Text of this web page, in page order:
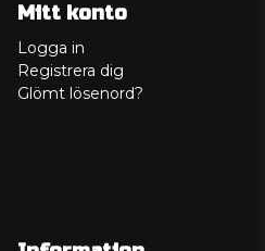
Mitt konto
Logga in
Registrera dig
Glömt lösenord?